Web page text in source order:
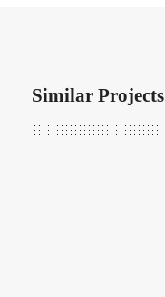
Similar Projects